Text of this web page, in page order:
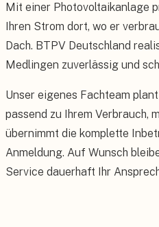
Mit einer Photovoltaikanlage
Ihren Strom dort, wo er
Dach. BTPV Deutschland
Medlingen zuverlässig und
Unser eigenes Fachteam
passend zu Ihrem Verbrauch,
übernimmt die komplette
Anmeldung. Auf Wunsch
Service dauerhaft Ihr